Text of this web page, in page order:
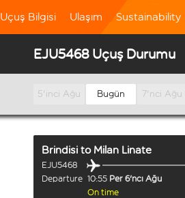
Uçuş Bilgisi Ulaşım Sustainability
EJU5468 Uçuş Durumu
5'inci Ağu Bugün 7'nci Ağu
Brindisi to Milan Linate
EJU5468
Departure 10:55 Per 6'ncı Ağu
On time